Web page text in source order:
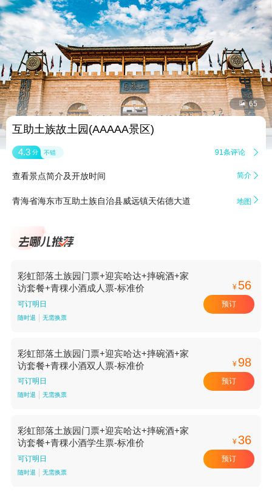
 65
互助土族故土园(AAAAA景区)
4.3 分 不错 91条评论 
查看景点简介及开放时间 简介 
青海省海东市互助土族自治县威远镇天佑德大道 地图 
彩虹部落土族园门票+迎宾哈达+摔碗酒+家
访套餐+青稞小酒成人票-标准价
可订明日
随时退 无需换票
¥ 56
预订
彩虹部落土族园门票+迎宾哈达+摔碗酒+家
访套餐+青稞小酒双人票-标准价
可订明日
随时退 无需换票
¥ 98
预订
彩虹部落土族园门票+迎宾哈达+摔碗酒+家
访套餐+青稞小酒学生票-标准价
可订明日
随时退 无需换票
¥36
预订
